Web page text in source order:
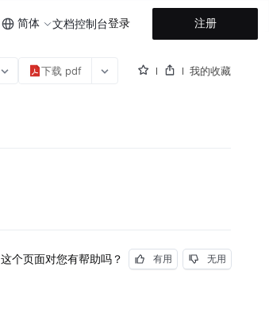
简体 文档控制台登录 注册
下载 pdf 我的收藏
这个页面对您有帮助吗？ 有用 无用